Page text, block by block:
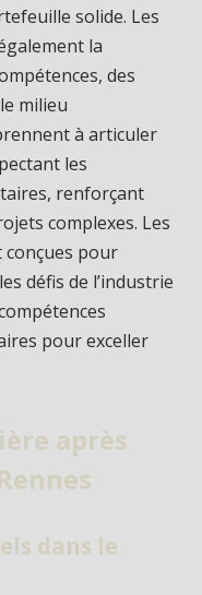
solide. Les
la
des
milieu
à articuler
les
renforçant
complexes. Les
conçues pour
défis de l’industrie
pour exceller
après
dans le